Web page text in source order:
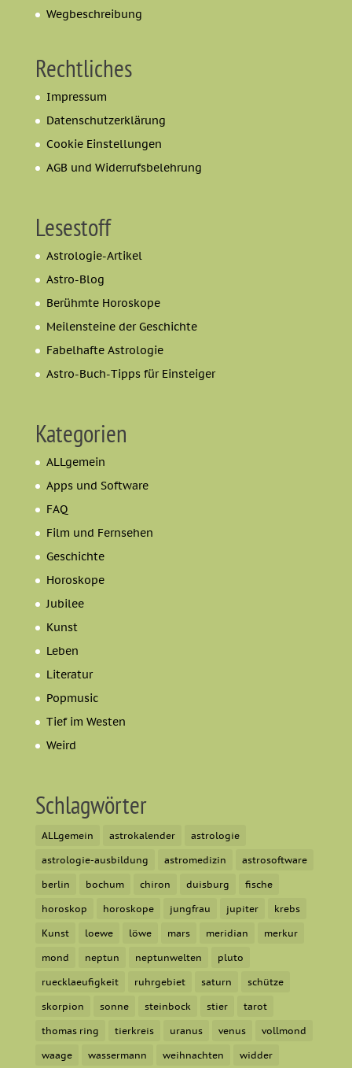
Wegbeschreibung
Rechtliches
Impressum
Datenschutzerklärung
Cookie Einstellungen
AGB und Widerrufsbelehrung
Lesestoff
Astrologie-Artikel
Astro-Blog
Berühmte Horoskope
Meilensteine der Geschichte
Fabelhafte Astrologie
Astro-Buch-Tipps für Einsteiger
Kategorien
ALLgemein
Apps und Software
FAQ
Film und Fernsehen
Geschichte
Horoskope
Jubilee
Kunst
Leben
Literatur
Popmusic
Tief im Westen
Weird
Schlagwörter
ALLgemein astrokalender astrologie
astrologie-ausbildung astromedizin astrosoftware
berlin bochum chiron duisburg fische
horoskop horoskope jungfrau jupiter krebs
Kunst loewe löwe mars meridian merkur
mond neptun neptunwelten pluto
ruecklaeufigkeit ruhrgebiet saturn schütze
skorpion sonne steinbock stier tarot
thomas ring tierkreis uranus venus vollmond
waage wassermann weihnachten widder